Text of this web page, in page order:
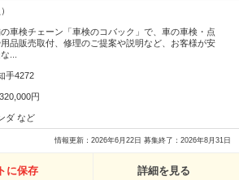
車検チェーン「車検のコバック」で、車の車検・点
品販売取付、修理のご提案や説明など、お客様が安
...
手4272
円
ダ など
情報更新：2026年6月22日 募集終了：2026年8月31日
に保存 詳細を見る